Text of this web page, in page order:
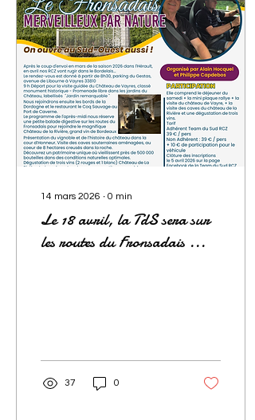
14 mars 2026 ∙ 0 min
Le 18 avril, la TdS sera sur
les routes du Fronsadais ...
37 0